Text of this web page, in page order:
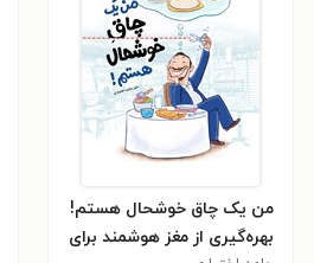
من یک چاق خوشحال هستم!
بهره‌گیری از مغز هوشمند برای